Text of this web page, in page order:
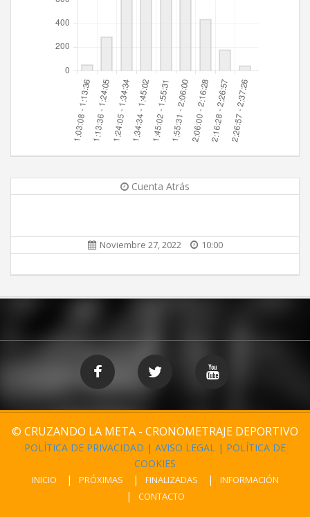
Cuenta Atrás
Noviembre 27, 2022 10:00
© CRUZANDO LA META - CRONOMETRAJE DEPORTIVO
POLÍTICA DE PRIVACIDAD | AVISO LEGAL | POLÍTICA DE
COOKIES
INICIO PRÓXIMAS FINALIZADAS
INFORMACIÓN
CONTACTO